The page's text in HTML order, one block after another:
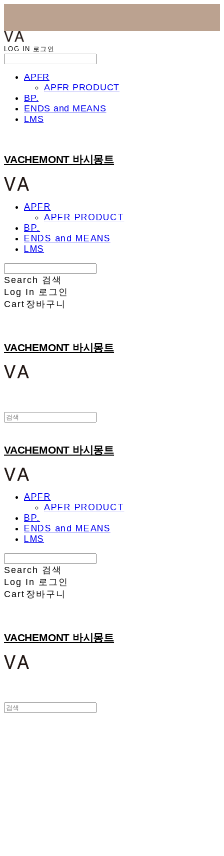
LOG IN 로그인
APFR
APFR PRODUCT
BP.
ENDS and MEANS
LMS
VACHEMONT 바시몽트
APFR
APFR PRODUCT
BP.
ENDS and MEANS
LMS
Search 검색
Log In
로그인
Cart 장바구니
VACHEMONT 바시몽트
VACHEMONT 바시몽트
APFR
APFR PRODUCT
BP.
ENDS and MEANS
LMS
Search 검색
Log In 로그인
Cart 장바구니
VACHEMONT 바시몽트